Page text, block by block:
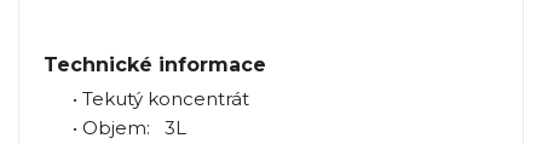
Technické informace
• Tekutý koncentrát
• Objem: 3L